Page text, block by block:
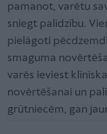
pamanot, varētu
sniegt palīdzību.
pielāgoti
smaguma
varēs ieviest
novērtēšanai un
grūtniecēm, gan